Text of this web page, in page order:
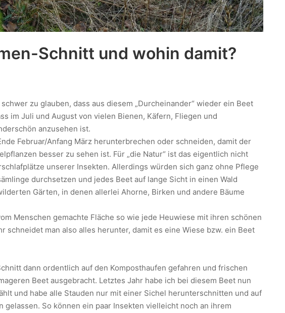
Schnitt und wohin damit?
zu glauben, dass aus diesem „Durcheinander“ wieder ein Beet
im Juli und August von vielen Bienen, Käfern, Fliegen und
anzusehen ist.
Februar/Anfang März herunterbrechen oder schneiden, damit der
besser zu sehen ist. Für „die Natur“ ist das eigentlich nicht
unserer Insekten. Allerdings würden sich ganz ohne Pflege
durchsetzen und jedes Beet auf lange Sicht in einen Wald
Gärten, in denen allerlei Ahorne, Birken und andere Bäume
Menschen gemachte Fläche so wie jede Heuwiese mit ihren schönen
schneidet man also alles herunter, damit es eine Wiese bzw. ein Beet
dann ordentlich auf den Komposthaufen gefahren und frischen
Beet ausgebracht. Letztes Jahr habe ich bei diesem Beet nun
und habe alle Stauden nur mit einer Sichel herunterschnitten und auf
gelassen. So können ein paar Insekten vielleicht noch an ihrem